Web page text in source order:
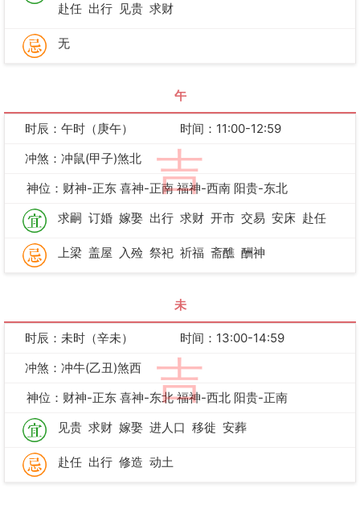
赴任 出行 见贵 求财
无
午
吉
时辰：午时（庚午）
时间：11:00-12:59
冲煞：冲鼠(甲子)煞北
神位：财神-正东 喜神-正南 福神-西南 阳贵-东北
求嗣 订婚 嫁娶 出行 求财 开市 交易 安床 赴任
上梁 盖屋 入殓 祭祀 祈福 斋醮 酬神
未
吉
时辰：未时（辛未）
时间：13:00-14:59
冲煞：冲牛(乙丑)煞西
神位：财神-正东 喜神-东北 福神-西北 阳贵-正南
见贵 求财 嫁娶 进人口 移徙 安葬
赴任 出行 修造 动土